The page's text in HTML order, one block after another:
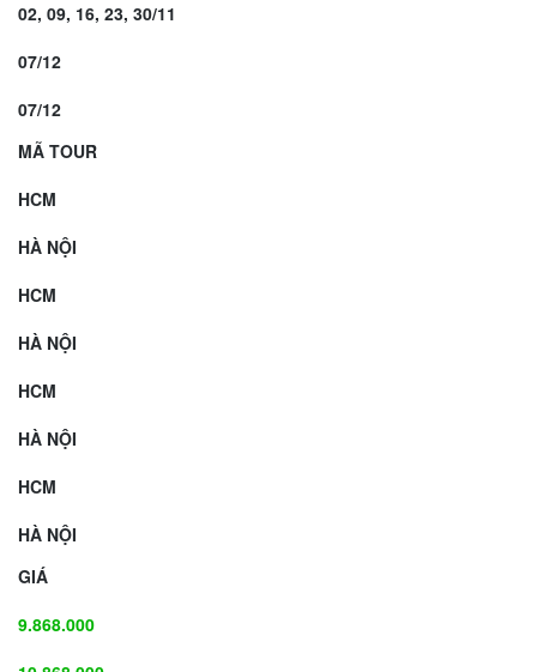
02, 09, 16, 23, 30/11
07/12
07/12
MÃ TOUR
HCM
HÀ NỘI
HCM
HÀ NỘI
HCM
HÀ NỘI
HCM
HÀ NỘI
GIÁ
9.868.000